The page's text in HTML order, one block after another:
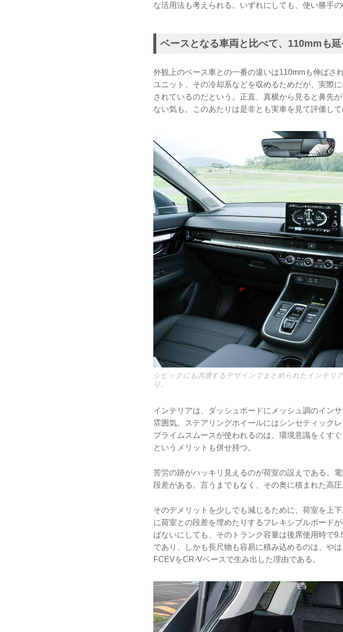
な活用法も考えられる。いずれにしても、使い勝手
ベースとなる車両と比べて、110mmも
外観上のベース車との一番の違いは110mmも伸ばさ
ユニット、その冷却系などを収めるためだが、実際
されているのだという。正直、真横から見ると鼻先
ない気も。このあたりは是非とも実車を見て評価して
シビックにも共通するデザインでまとめられたインテリ
り。
インテリアは、ダッシュボードにメッシュ調のイン
雰囲気。ステアリングホイールにはシンセティック
プライムスムースが使われるのは、環境意識をくす
というメリットも併せ持つ。
苦労の跡がハッキリ見えるのが荷室の設えである。
段差がある。言うまでもなく、その奥に積まれた高
そのデメリットを少しでも減じるために、荷室を上
に荷室との段差を埋めたりするフレキシブルボード
ばないにしても、そのトランク容量は後席使用時で
であり、しかも長尺物も容易に積み込めるのは、や
FCEVをCR-Vベースで生み出した理由である。